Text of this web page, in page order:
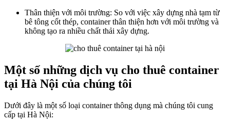
Thân thiện với môi trường: So với việc xây dựng nhà tạm từ
bê tông cốt thép, container thân thiện hơn với môi trường và
không tạo ra nhiều chất thải xây dựng.
Một số những dịch vụ cho thuê container
tại Hà Nội của chúng tôi
Dưới đây là một số loại container thông dụng mà chúng tôi cung
cấp tại Hà Nội: